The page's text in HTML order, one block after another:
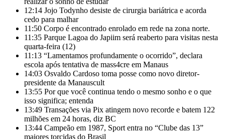
12:14 Jojo Todynho desiste de cirurgia bariátrica e acorda
cedo para malhar
11:50 Corpo é encontrado enrolado em rede na zona norte.
11:35 Parque Lagoa do Japiim será reaberto para visitas nesta
quarta-feira (12)
11:13 “Lamentamos profundamente o ocorrido”, declara
escola após tentativa de mass4cre em Manaus
14:03 Osvaldo Cardoso toma posse como novo diretor-
presidente da Manauscult
13:55 Por que você continua tendo o mesmo sonho e o que
isso significa; entenda
13:49 Transações via Pix atingem novo recorde e batem 122
milhões em 24 horas, diz BC
13:44 Campeão em 1987, Sport entra no “Clube das 13”
maiores torcidas do Brasil